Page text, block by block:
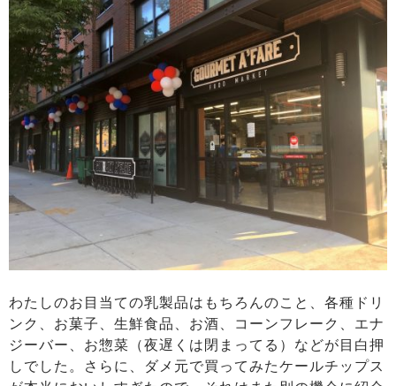
わたしのお目当ての乳製品はもちろんのこと、各種ドリ
ンク、お菓子、生鮮食品、お酒、コーンフレーク、エナ
ジーバー、お惣菜（夜遅くは閉まってる）などが目白押
しでした。さらに、ダメ元で買ってみたケールチップス